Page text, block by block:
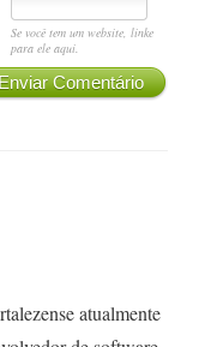
Se você tem um website, linke
para ele aqui.
Comentário
atualmente